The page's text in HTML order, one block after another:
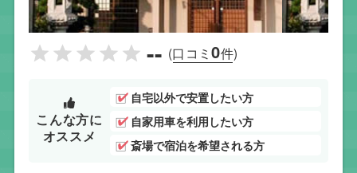
-- (口コミ0件)
こんな方に
オススメ
自宅以外で安置したい方
自家用車を利用したい方
斎場で宿泊を希望される方